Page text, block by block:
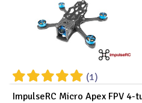
Presentkort
(1)
ImpulseRC Micro Apex FPV 4-